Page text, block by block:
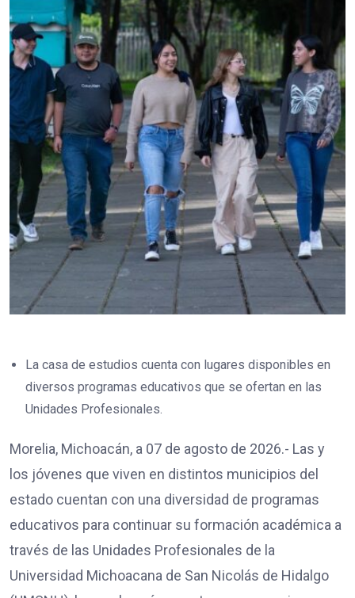
La casa de estudios cuenta con lugares disponibles en
diversos programas educativos que se ofertan en las
Unidades Profesionales.
Morelia, Michoacán, a 07 de agosto de 2026.- Las y
los jóvenes que viven en distintos municipios del
estado cuentan con una diversidad de programas
educativos para continuar su formación académica a
través de las Unidades Profesionales de la
Universidad Michoacana de San Nicolás de Hidalgo